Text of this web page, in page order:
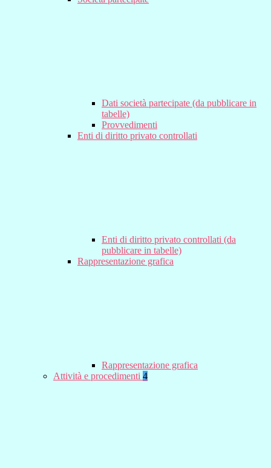
Dati società partecipate (da pubblicare in
tabelle)
Provvedimenti
Enti di diritto privato controllati
Enti di diritto privato controllati (da
pubblicare in tabelle)
Rappresentazione grafica
Rappresentazione grafica
Attività e procedimenti 4